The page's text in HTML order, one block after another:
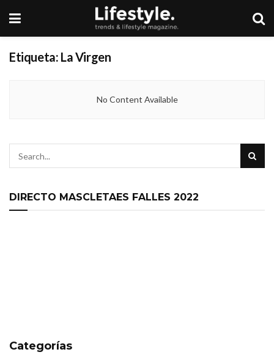
Etiqueta: La Virgen
No Content Available
DIRECTO MASCLETAES FALLES 2022
Categorías